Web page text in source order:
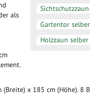
Gartentor
Holzzaun
als
x 185 cm (Höhe). 8